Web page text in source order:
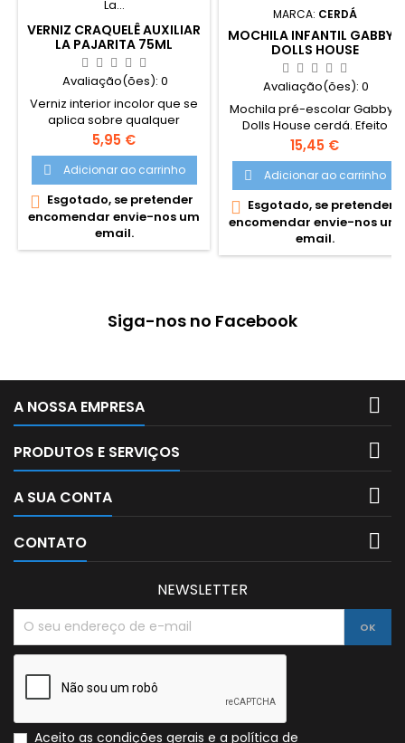
VERNIZ CRAQUELÊ AUXILIAR
LA PAJARITA 75ML
Avaliação(ões): 0
Verniz interior incolor que se
aplica sobre qualquer
superfície já pintada e seca.
Após secagem pode dar
uma camada de pintura
noutra cor, esta dividir-se-á
em partes ao secar,
aparecendo através das
gretas a primeira cor. O
verniz Craquelê LA Pajarita é
madeira, cerâmica, metal,
papelão,...
Preço
5,95 €
 Adicionar ao carrinho
 Esgotado, se pretender
encomendar envie-nos um
email.
MARCA: CERDÁ
MOCHILA INFANTIL GABBYS
DOLLS HOUSE
Avaliação(ões): 0
Mochila pré-escolar Gabbys
Dolls House cerdá. Efeito
frontal 3D Alças almofadas e
pega supeior Composição:
67% POLYESTER - 33% EVA
Medidas: 23.0 X 27.0 X 9.0 cm
Preço
15,45 €
 Adicionar ao carrinho
 Esgotado, se pretender
encomendar envie-nos um
email.
Siga-nos no Facebook
A NOSSA EMPRESA 
PRODUTOS E SERVIÇOS 
A SUA CONTA 
CONTATO 
NEWSLETTER
Aceito as condições gerais e a política de